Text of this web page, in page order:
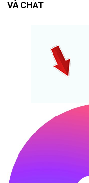
VÀ CHAT